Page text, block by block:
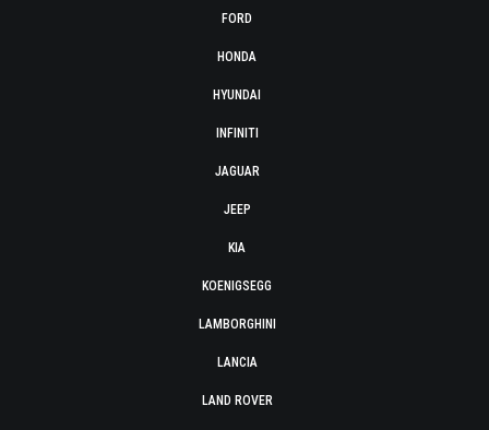
FORD
HONDA
HYUNDAI
INFINITI
JAGUAR
JEEP
KIA
KOENIGSEGG
LAMBORGHINI
LANCIA
LAND ROVER